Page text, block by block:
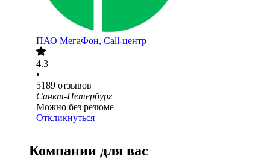
ПАО МегаФон, Call-центр
4.3
•
5189 отзывов
Санкт-Петербург
Можно без резюме
Откликнуться
Компании для вас